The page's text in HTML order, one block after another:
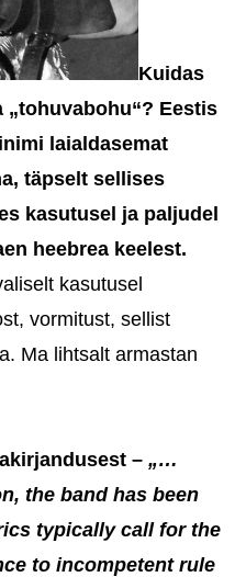
Kuidas
„tohuvabohu“? Eestis
laialdasemat
täpselt sellises
kasutusel ja paljudel
heebrea keelest.
kasutusel
vormitust, sellist
Ma lihtsalt armastan
– „…
the band has been
typically call for the
to incompetent rule